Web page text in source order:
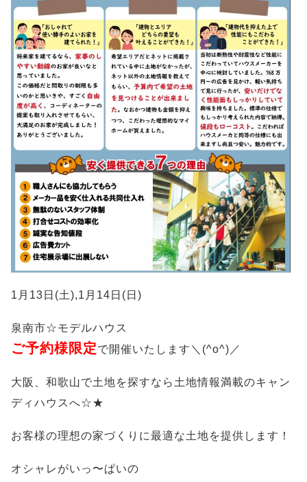
1月13日(土),1月14日(日)
泉南市☆モデルハウス
ご予約様限定で開催いたします＼(^o^)／
大阪、和歌山で土地を探すなら土地情報満載のキャン
ディハウスへ☆★
お客様の理想の家づくりに最適な土地を提供します！
オシャレがいっ〜ぱいの